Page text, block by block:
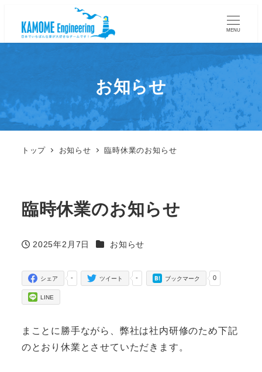
MENU
トップ お知らせ 臨時休業のお知らせ
お知らせ
臨時休業のお知らせ
投稿日
2025年2月7日 カテゴリー
お知らせ
-
シェア -
ツイート 0
ブックマーク
LINE
まことに勝手ながら、弊社は社内研修のため下記
のとおり休業とさせていただきます。